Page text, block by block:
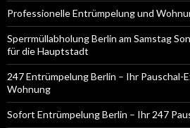
Professionelle Entrümpelung und
Sperrmüllabholung Berlin am Samstag
für die Hauptstadt
247 Entrümpelung Berlin – Ihr Pauschal-
Wohnung
Sofort Entrümpelung Berlin – Ihr 247